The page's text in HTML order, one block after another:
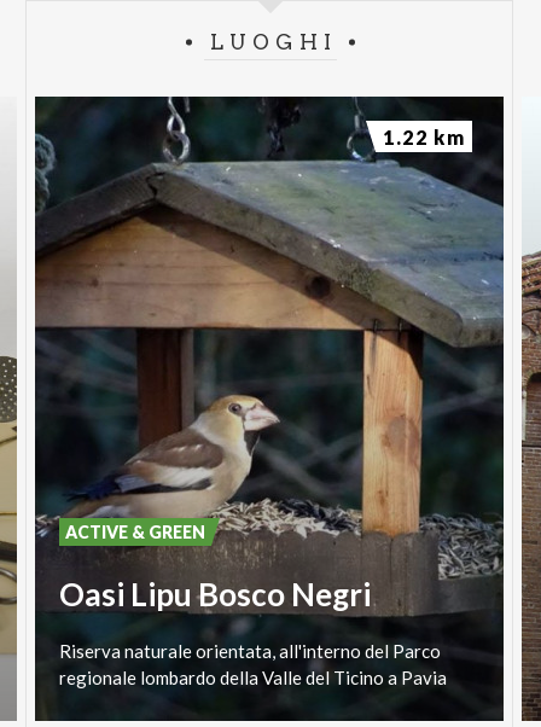
LUOGHI
Oasi Lipu Bosco Negri
Riservanaturaleorientata,all'interno del Parco
regionale lombardo dellaValledel Ticino a Pavia
ACTIVE & GREEN
1.22 km